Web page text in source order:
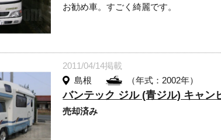
お勧め車。すごく綺麗です。
2011/04/14掲載
島根
（年式：2002年）
バンテック ジル (青ジル) キャン
売却済み